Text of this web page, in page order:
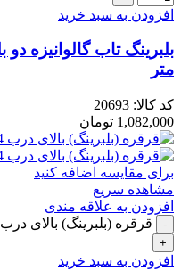
افزودن به سبد خرید
متر
کد کالا: 20693
1,082,000 تومان
برای مقایسه اضافه کنید
مشاهده سریع
افزودن به علاقه مندی
قرقره (بلبرینگ) بالای درب 4 چرخ 4x4 درجه یک عدد
افزودن به سبد خرید